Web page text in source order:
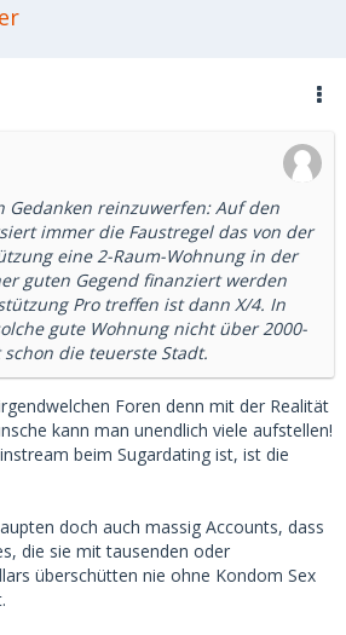
Gedanken reinzuwerfen: Auf den
immer die Faustregel das von der
eine 2-Raum-Wohnung in der
guten Gegend finanziert werden
Pro treffen ist dann X/4. In
gute Wohnung nicht über 2000-
die teuerste Stadt.
Foren denn mit der Realität
kann man unendlich viele aufstellen!
beim Sugardating ist, ist die
doch auch massig Accounts, dass
die sie mit tausenden oder
überschütten nie ohne Kondom Sex